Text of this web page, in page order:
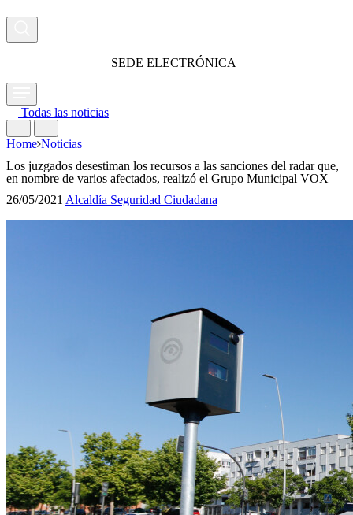
SEDE ELECTRÓNICA
Todas las noticias
Home Noticias
Los juzgados desestiman los recursos a las sanciones del radar que,
en nombre de varios afectados, realizó el Grupo Municipal VOX
26/05/2021 Alcaldía Seguridad Ciudadana